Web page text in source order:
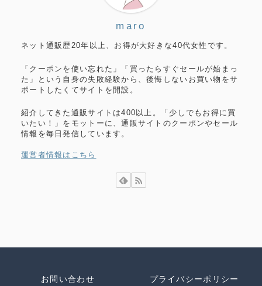
maro
ネット通販歴20年以上、お得が大好きな40代女性です。
「クーポンを使い忘れた」「買ったらすぐセールが始まっ
た」という自身の失敗経験から、後悔しないお買い物をサ
ポートしたくてサイトを開設。
紹介してきた通販サイトは400以上。「少しでもお得に買
いたい！」をモットーに、通販サイトのクーポンやセール
情報を毎日発信しています。
運営者情報はこちら
お問い合わせ プライバシーポリシー